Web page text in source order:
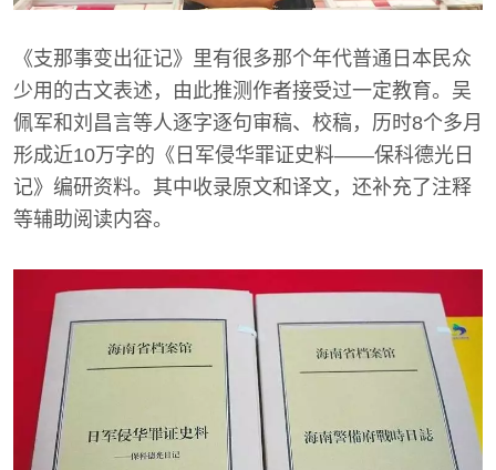
《支那事变出征记》里有很多那个年代普通日本民众
少用的古文表述，由此推测作者接受过一定教育。吴
佩军和刘昌言等人逐字逐句审稿、校稿，历时8个多月
形成近10万字的《日军侵华罪证史料——保科德光日
记》编研资料。其中收录原文和译文，还补充了注释
等辅助阅读内容。